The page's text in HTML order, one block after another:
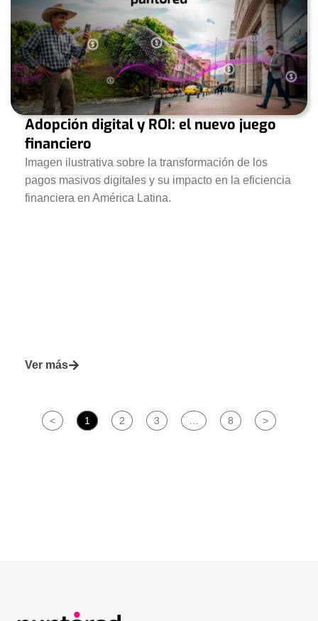
Adopción digital y ROI: el nuevo juego
financiero
Imagen ilustrativa sobre la transformación de los
pagos masivos digitales y su impacto en la eficiencia
financiera en América Latina.
Ver más
< 1 2 3 8 >